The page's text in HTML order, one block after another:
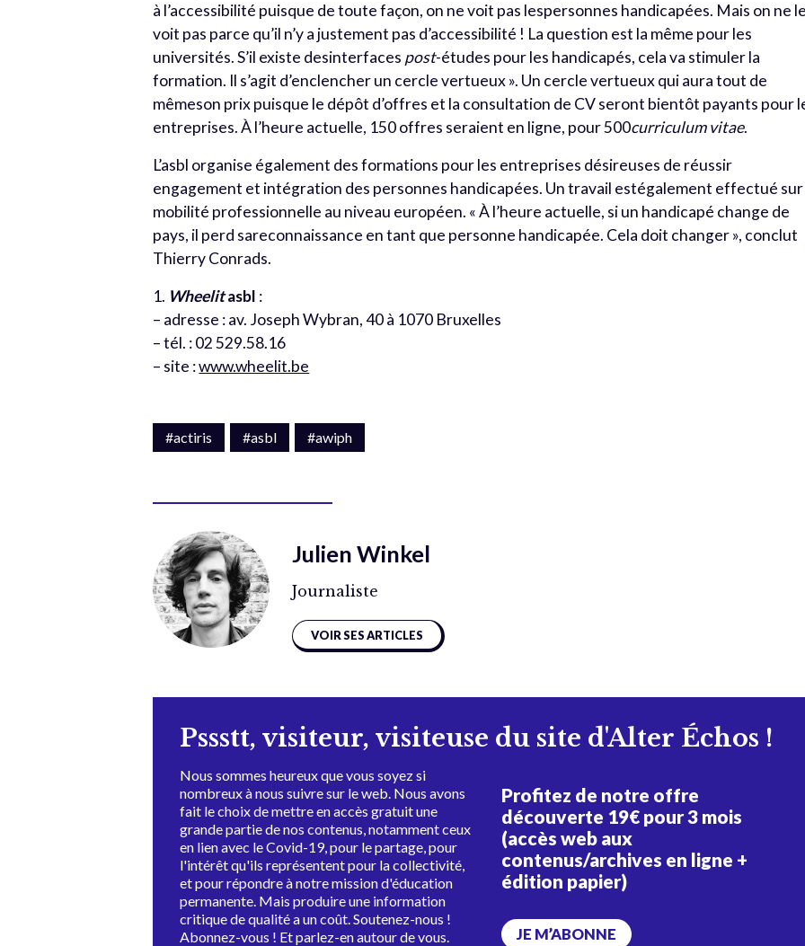
à l’accessibilité puisque de toute façon, on ne voit pas lespersonnes handicapées. Mais on ne
voit pas parce qu’il n’y a justement pas d’accessibilité ! La question est la même pour les
universités. S’il existe desinterfaces post-études pour les handicapés, cela va stimuler la
formation. Il s’agit d’enclencher un cercle vertueux ». Un cercle vertueux qui aura tout de
mêmeson prix puisque le dépôt d’offres et la consultation de CV seront bientôt payants pour
entreprises. À l’heure actuelle, 150 offres seraient en ligne, pour 500curriculum vitae.
L’asbl organise également des formations pour les entreprises désireuses de réussir
engagement et intégration des personnes handicapées. Un travail estégalement effectué sur
mobilité professionnelle au niveau européen. « À l’heure actuelle, si un handicapé change de
pays, il perd sareconnaissance en tant que personne handicapée. Cela doit changer », conclut
Thierry Conrads.
1. Wheelitasbl :
– adresse : av. Joseph Wybran, 40 à 1070 Bruxelles
– tél. : 02 529.58.16
– site :www.wheelit.be
#actiris #asbl #awiph
Julien Winkel
Journaliste
VOIR SES ARTICLES
Pssstt, visiteur, visiteuse du site d'Alter Échos !
Nous sommes heureux que vous soyez si
nombreux à nous suivre sur le web. Nous avons
fait le choix de mettre en accès gratuit une
grande partie de nos contenus, notamment ceux
en lien avec le Covid-19, pour le partage, pour
l'intérêt qu'ils représentent pour la collectivité,
et pour répondre à notre mission d'éducation
permanente. Mais produire une information
critique de qualité a un coût. Soutenez-nous !
Abonnez-vous ! Et parlez-en autour de vous.
Profitez de notre offre
découverte 19€ pour 3 mois
(accès web aux
contenus/archives en ligne +
édition papier)
JE M’ABONNE